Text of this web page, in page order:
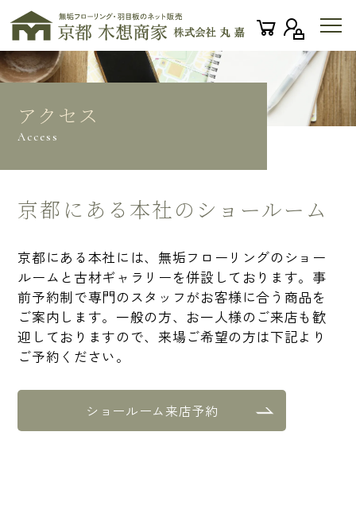
アクセス
Access
京都にある本社のショールーム
京都にある本社には、無垢フローリングのショー
ルームと古材ギャラリーを併設しております。事
前予約制で専門のスタッフがお客様に合う商品を
ご案内します。一般の方、お一人様のご来店も歓
迎しておりますので、来場ご希望の方は下記より
ご予約ください。
ショールーム来店予約